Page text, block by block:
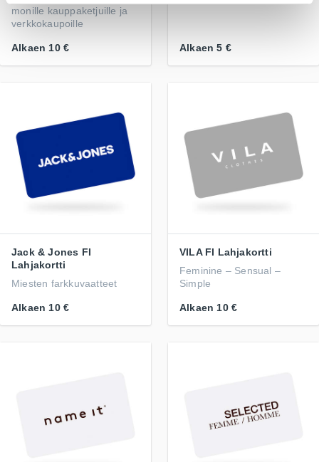
monille kauppaketjuille ja
verkkokaupoille
Alkaen 10 € Alkaen 5 €
Jack & Jones FI
Lahjakortti
Miesten farkkuvaatteet
Alkaen 10 €
VILA FI Lahjakortti
Feminine – Sensual –
Simple
Alkaen 10 €